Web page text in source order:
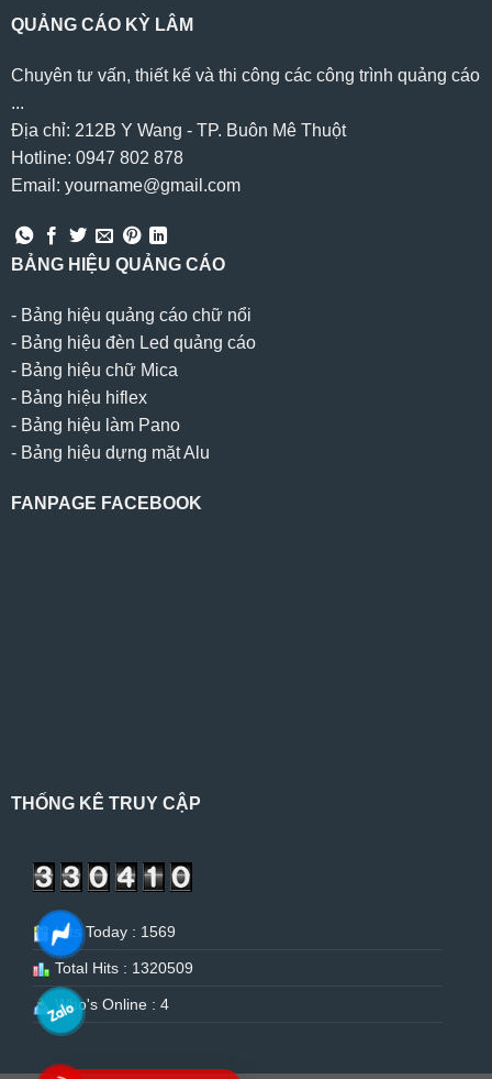
QUẢNG CÁO KỲ LÂM
Chuyên tư vấn, thiết kế và thi công các công trình quảng cáo
...
Địa chỉ: 212B Y Wang - TP. Buôn Mê Thuột
Hotline: 0947 802 878
Email: yourname@gmail.com
BẢNG HIỆU QUẢNG CÁO
- Bảng hiệu quảng cáo chữ nổi
- Bảng hiệu đèn Led quảng cáo
- Bảng hiệu chữ Mica
- Bảng hiệu hiflex
- Bảng hiệu làm Pano
- Bảng hiệu dựng mặt Alu
FANPAGE FACEBOOK
THỐNG KÊ TRUY CẬP
Hits Today : 1569
Total Hits : 1320509
Who's Online : 4